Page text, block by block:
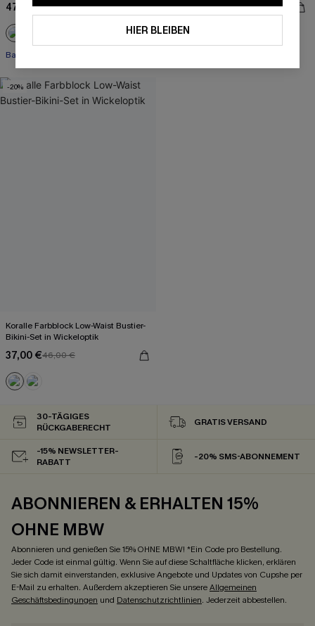
47,00 €
Bauch Kontrolle
53,00 €
-20%
Koralle Farbblock Low-Waist Bustier-
Bikini-Set in Wickeloptik
37,00 €46,00 €
HIER BLEIBEN
30-TÄGIGES
RÜCKGABERECHT
GRATIS VERSAND
-15% NEWSLETTER-
RABATT
-20% SMS-ABONNEMENT
ABONNIEREN & ERHALTEN 15%
OHNE MBW
Abonnieren und genießen Sie 15% OHNE MBW! *Ein Code pro Bestellung.
Jeder Code ist einmal gültig. Wenn Sie auf diese Schaltfläche klicken, erklären
Sie sich damit einverstanden, exklusive Angebote und Updates von Cupshe per
E-Mail zu erhalten. Außerdem akzeptieren Sie unsereAllgemeinen
Geschäftsbedingungen und Datenschutzrichtlinien. Jederzeit abbestellen.